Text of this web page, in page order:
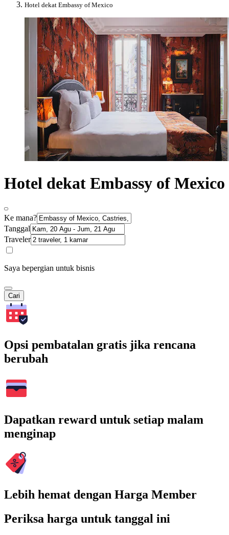
Hotel dekat Embassy of Mexico
Hotel dekat Embassy of Mexico
Ke mana?
Tanggal
Traveler
Saya bepergian untuk bisnis
Cari
Opsi pembatalan gratis jika rencana
berubah
Dapatkan reward untuk setiap malam
menginap
Lebih hemat dengan Harga Member
Periksa harga untuk tanggal ini